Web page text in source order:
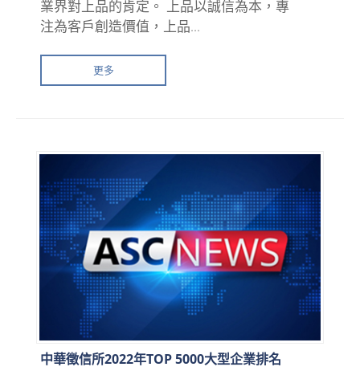
業界對上品的肯定。 上品以誠信為本，專
注為客戶創造價值，上品...
更多
中華徵信所2022年TOP 5000大型企業排名